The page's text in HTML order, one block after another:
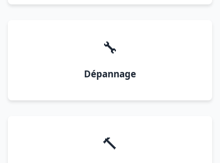
🔧
Dépannage
🔨